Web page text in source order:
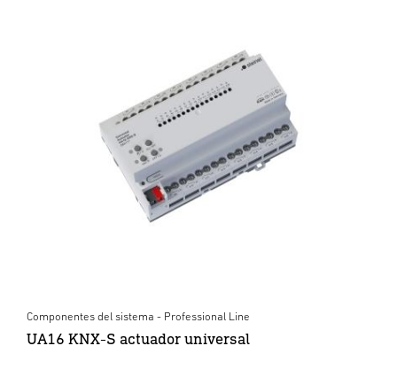
Componentes del sistema - Professional Line
UA16 KNX-S actuador universal